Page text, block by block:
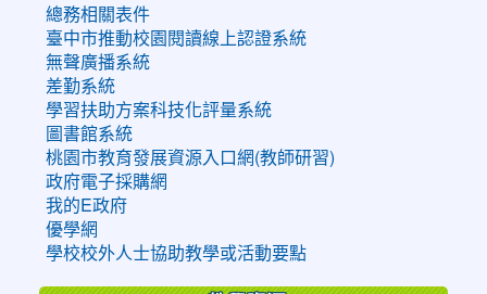
總務相關表件
臺中市推動校園閱讀線上認證系統
無聲廣播系統
差勤系統
學習扶助方案科技化評量系統
圖書館系統
桃園市教育發展資源入口網(教師研習)
政府電子採購網
我的E政府
優學網
學校校外人士協助教學或活動要點